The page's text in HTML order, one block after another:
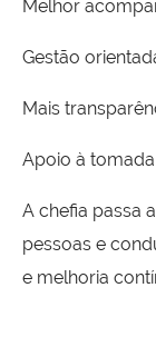
Melhor
Gestão
Mais
Apoio à
A chefia passa
pessoas e
e melhoria